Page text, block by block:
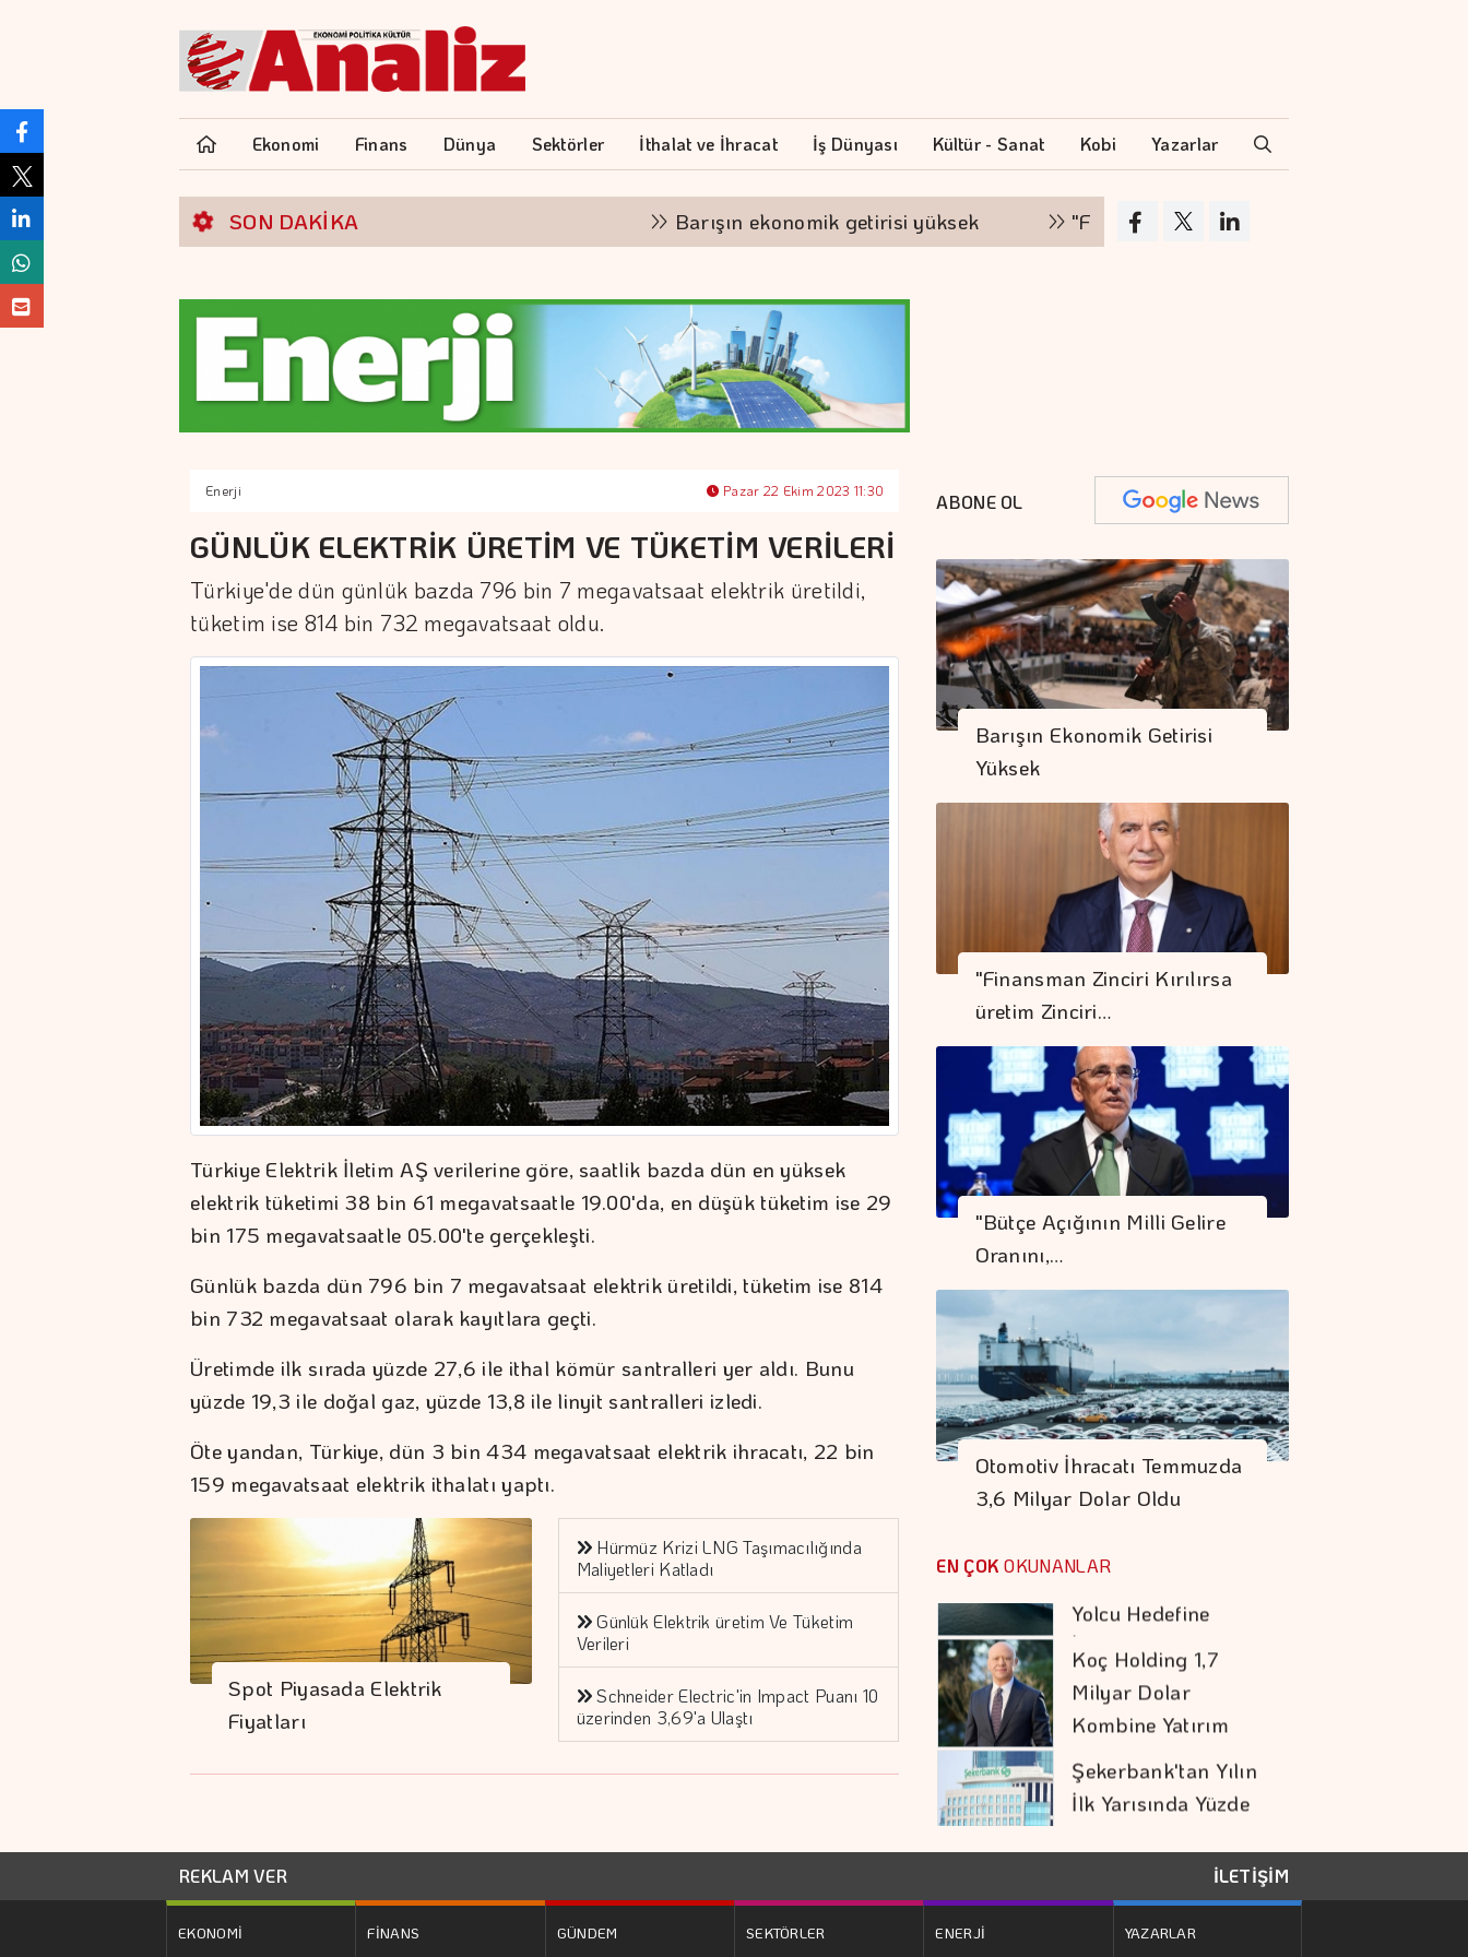
Ekonomi Finans Dünya Sektörler İthalat ve İhracat İş Dünyası Kültür - Sanat Kobi Yazarlar
SON DAKİKA Barışın ekonomik getirisi yüksek "Finansman zinciri kırılırsa üretim zinciri de
Enerji Pazar 22 Ekim 2023 11:30
GÜNLÜK ELEKTRİK ÜRETİM VE TÜKETİM VERİLERİ
Türkiye'de dün günlük bazda 796 bin 7 megavatsaat elektrik üretildi,
tüketim ise 814 bin 732 megavatsaat oldu.
Türkiye Elektrik İletim AŞ verilerine göre, saatlik bazda dün en yüksek
elektrik tüketimi 38 bin 61 megavatsaatle 19.00'da, en düşük tüketim ise 29
bin 175 megavatsaatle 05.00'te gerçekleşti.
Günlük bazda dün 796 bin 7 megavatsaat elektrik üretildi, tüketim ise 814
bin 732 megavatsaat olarak kayıtlara geçti.
Üretimde ilk sırada yüzde 27,6 ile ithal kömür santralleri yer aldı. Bunu
yüzde 19,3 ile doğal gaz, yüzde 13,8 ile linyit santralleri izledi.
Öte yandan, Türkiye, dün 3 bin 434 megavatsaat elektrik ihracatı, 22 bin
159 megavatsaat elektrik ithalatı yaptı.
Spot Piyasada Elektrik
Fiyatları
Hürmüz Krizi LNG Taşımacılığında
Maliyetleri Katladı
Günlük Elektrik üretim Ve Tüketim
Verileri
Schneider Electric'in Impact Puanı 10
üzerinden 3,69'a Ulaştı
ABONE OL
Barışın Ekonomik Getirisi
Yüksek
"Finansman Zinciri Kırılırsa
üretim Zinciri…
"Bütçe Açığının Milli Gelire
Oranını,…
Otomotiv İhracatı Temmuzda
3,6 Milyar Dolar Oldu
EN ÇOK OKUNANLAR
Yurt Dışında
Yaşayanlar 185,9
Petrol Anlaşma
Hafif De Olsa Arttı
İstanbul Kruvaziyer
Turizminde 1 Milyon
Yolcu Hedefine
İlerliyor
Koç Holding 1,7
Kombine Yatırım
Yaptı
Şekerbank'tan Yılın
İlk Yarısında Yüzde
32 Büyüme
COP31 Süreci, İş
Dünyası İçin
Stratejik Bir Eşiktir
İran İle Umman
Konusunda Anlaştı
REKLAM VER İLETİŞİM
EKONOMİ
FİNANS
GÜNDEM
SEKTÖRLER
ENERJİ
YAZARLAR